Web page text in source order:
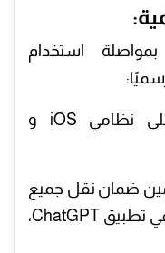
استخدام
​تطبيق ChatGPT الرسمي (على نظامي iOS و
ضمان نقل جميع
محادثاتهم السابقة إلى سجلهم في تطبيق ChatGPT،